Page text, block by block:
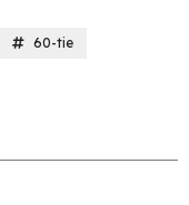
60-tie